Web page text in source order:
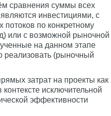
сравнения суммы всех
инвестициями, с
по конкретному
или с возможной рыночной
на данном этапе
реализовать (рыночный
затрат на проекты как
исключительной
эффективности